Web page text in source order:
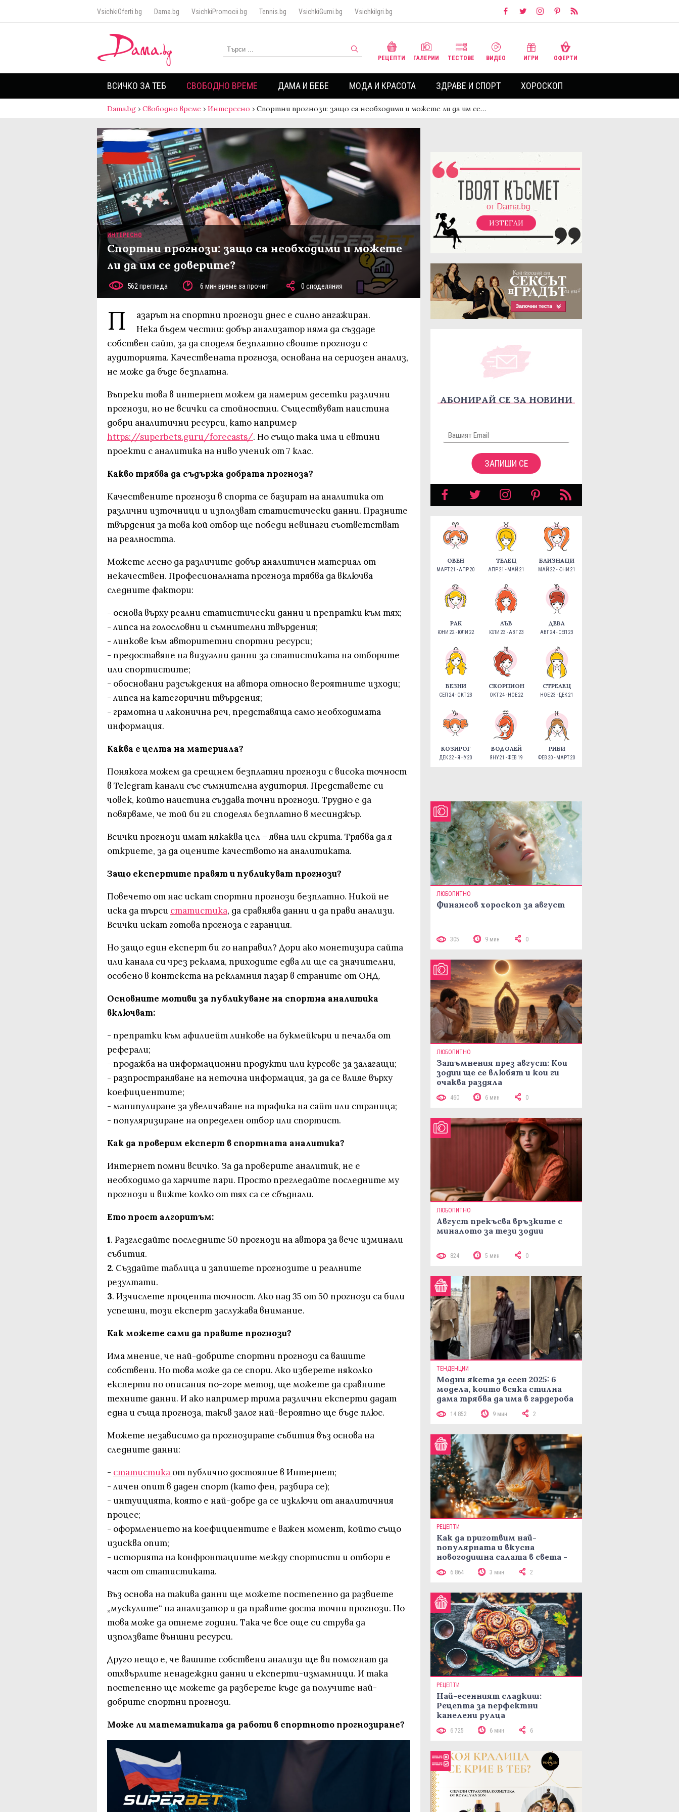
VsichkiOferti.bg Dama.bg VsichkiPromocii.bg Tennis.bg VsichkiGumi.bg VsichkiIgri.bg
РЕЦЕПТИ ГАЛЕРИИ ТЕСТОВЕ ВИДЕО ИГРИ ОФЕРТИ
ВСИЧКО ЗА ТЕБ СВОБОДНО ВРЕМЕ ДАМА И БЕБЕ МОДА И КРАСОТА ЗДРАВЕ И СПОРТ ХОРОСКОП
Dama.bg › Свободно време › Интересно › Спортни прогнози: защо са необходими и можете ли да им се…
ИНТЕРЕСНО
Спортни прогнози: защо са необходими и можете
ли да им се доверите?
562 прегледа 6 мин време за прочит 0 споделяния
П
азарът на спортни прогнози днес е силно ангажиран.
Нека бъдем честни: добър анализатор няма да създаде
собствен сайт, за да споделя безплатно своите прогнози с
аудиторията. Качествената прогноза, основана на сериозен анализ,
не може да бъде безплатна.
Въпреки това в интернет можем да намерим десетки различни
прогнози, но не всички са стойностни. Съществуват наистина
добри аналитични ресурси, като например
https://superbets.guru/forecasts/. Но също така има и евтини
проекти с аналитика на ниво ученик от 7 клас.
Какво трябва да съдържа добрата прогноза?
Качествените прогнози в спорта се базират на аналитика от
различни източници и използват статистически данни. Празните
твърдения за това кой отбор ще победи невинаги съответстват
на реалността.
Можете лесно да различите добър аналитичен материал от
некачествен. Професионалната прогноза трябва да включва
следните фактори:
- основа върху реални статистически данни и препратки към тях;
- липса на голословни и съмнителни твърдения;
- линкове към авторитетни спортни ресурси;
- предоставяне на визуални данни за статистиката на отборите
или спортистите;
- обосновани разсъждения на автора относно вероятните изходи;
- липса на категорични твърдения;
- грамотна и лаконична реч, представяща само необходимата
информация.
Каква е целта на материала?
Понякога можем да срещнем безплатни прогнози с висока точност
в Telegram канали със съмнителна аудитория. Представете си
човек, който наистина създава точни прогнози. Трудно е да
повярваме, че той би ги споделял безплатно в месинджър.
Всички прогнози имат някаква цел – явна или скрита. Трябва да я
откриете, за да оцените качеството на аналитиката.
Защо експертите правят и публикуват прогнози?
Повечето от нас искат спортни прогнози безплатно. Никой не
иска да търси статистика, да сравнява данни и да прави анализи.
Всички искат готова прогноза с гаранция.
Но защо един експерт би го направил? Дори ако монетизира сайта
или канала си чрез реклама, приходите едва ли ще са значителни,
особено в контекста на рекламния пазар в страните от ОНД.
Основните мотиви за публикуване на спортна аналитика
включват:
- препратки към афилиейт линкове на букмейкъри и печалба от
реферали;
- продажба на информационни продукти или курсове за залагащи;
- разпространяване на неточна информация, за да се влияе върху
коефициентите;
- манипулиране за увеличаване на трафика на сайт или страница;
- популяризиране на определен отбор или спортист.
Как да проверим експерт в спортната аналитика?
Интернет помни всичко. За да проверите аналитик, не е
необходимо да харчите пари. Просто прегледайте последните му
прогнози и вижте колко от тях са се сбъднали.
Ето прост алгоритъм:
1. Разгледайте последните 50 прогнози на автора за вече изминали
събития.
2. Създайте таблица и запишете прогнозите и реалните
резултати.
3. Изчислете процента точност. Ако над 35 от 50 прогнози са били
успешни, този експерт заслужава внимание.
Как можете сами да правите прогнози?
Има мнение, че най-добрите спортни прогнози са вашите
собствени. Но това може да се спори. Ако изберете няколко
експерти по описания по-горе метод, ще можете да сравните
техните данни. И ако например трима различни експерти дадат
една и съща прогноза, такъв залог най-вероятно ще бъде плюс.
Можете независимо да прогнозирате събития въз основа на
следните данни:
- статистика от публично достояние в Интернет;
- личен опит в даден спорт (като фен, разбира се);
- интуицията, която е най-добре да се изключи от аналитичния
процес;
- оформлението на коефициентите е важен момент, който също
изисква опит;
- историята на конфронтациите между спортисти и отбори е
част от статистиката.
Въз основа на такива данни ще можете постепенно да развиете
„мускулите“ на анализатор и да правите доста точни прогнози. Но
това може да отнеме години. Така че все още си струва да
използвате външни ресурси.
Друго нещо е, че вашите собствени анализи ще ви помогнат да
отхвърлите ненадеждни данни и експерти-измамници. И така
постепенно ще можете да разберете къде да получите най-
добрите спортни прогнози.
Може ли математиката да работи в спортното прогнозиране?
ИЗТЕГЛИ
АБОНИРАЙ СЕ ЗА НОВИНИ
ЗАПИШИ СЕ
ОВЕН
МАРТ 21 - АПР 20
ТЕЛЕЦ
АПР 21 - МАЙ 21
БЛИЗНАЦИ
МАЙ 22 - ЮНИ 21
РАК
ЮНИ 22 - ЮЛИ 22
ЛЪВ
ЮЛИ 23 - АВГ 23
ДЕВА
АВГ 24 - СЕП 23
ВЕЗНИ
СЕП 24 - ОКТ 23
СКОРПИОН
ОКТ 24 - НОЕ 22
СТРЕЛЕЦ
НОЕ 23 - ДЕК 21
КОЗИРОГ
ДЕК 22 - ЯНУ 20
ВОДОЛЕЙ
ЯНУ 21 - ФЕВ 19
РИБИ
ФЕВ 20 - МАРТ 20
ЛЮБОПИТНО
Финансов хороскоп за август
305 9 мин 0
ЛЮБОПИТНО
Затъмнения през август: Кои
зодии ще се влюбят и кои ги
очаква раздяла
460 6 мин 0
ЛЮБОПИТНО
Август прекъсва връзките с
миналото за тези зодии
824 5 мин 0
ТЕНДЕНЦИИ
Модни якета за есен 2025: 6
модела, които всяка стилна
дама трябва да има в гардероба
14 852 9 мин 2
РЕЦЕПТИ
Как да приготвим най-
популярната и вкусна
новогодишна салата в света -
рецепта Мимоза
6 864 3 мин 2
РЕЦЕПТИ
Най-есенният сладкиш:
Рецепта за перфектни
канелени рулца
6 725 6 мин 6